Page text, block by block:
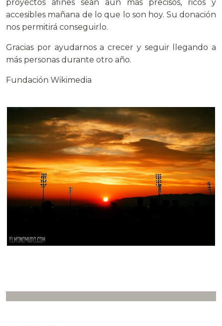
proyectos afines sean aún más precisos, ricos y
accesibles mañana de lo que lo son hoy. Su donación
nos permitirá conseguirlo.
Gracias por ayudarnos a crecer y seguir llegando a
más personas durante otro año.
Fundación Wikimedia